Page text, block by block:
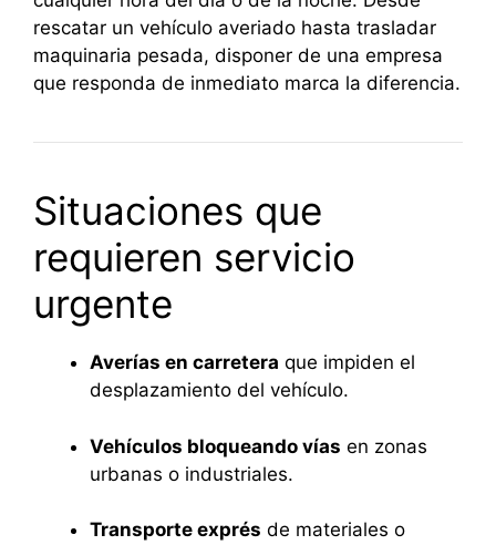
rescatar un vehículo averiado hasta trasladar
maquinaria pesada, disponer de una empresa
que responda de inmediato marca la diferencia.
Situaciones que
requieren servicio
urgente
Averías en carretera que impiden el
desplazamiento del vehículo.
Vehículos bloqueando vías en zonas
urbanas o industriales.
Transporte exprés de materiales o